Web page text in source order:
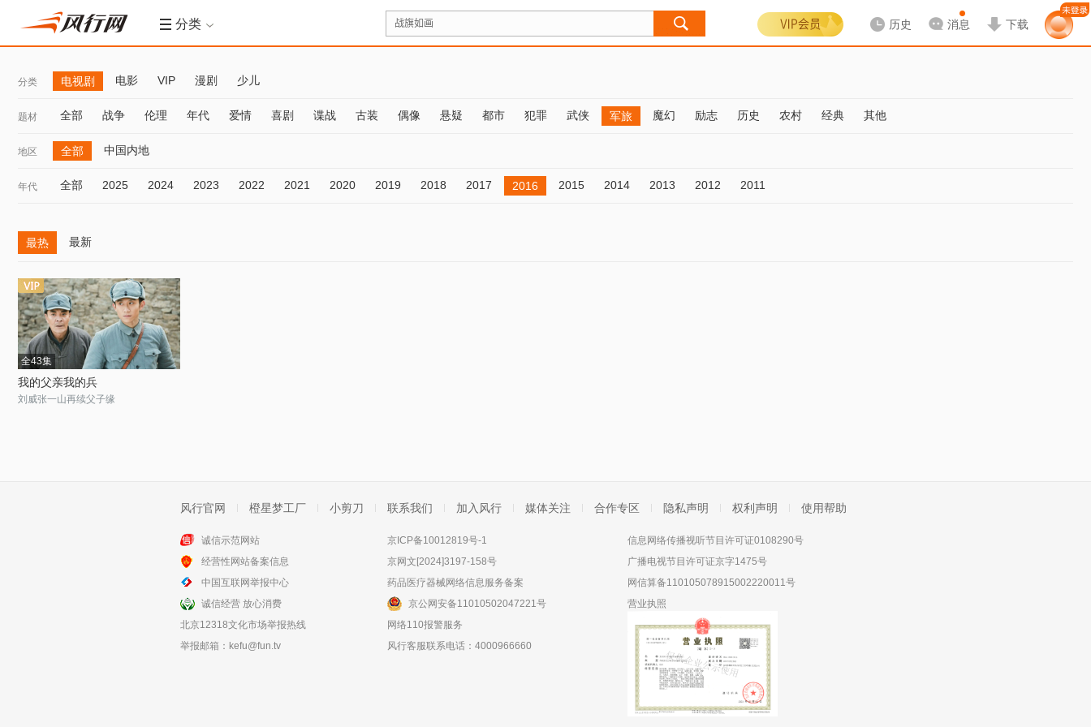
分类 历史 消息 下载
分类 电视剧 电影 VIP 漫剧 少儿
题材 全部 战争 伦理 年代 爱情 喜剧 谍战 古装 偶像 悬疑 都市 犯罪 武侠 军旅 魔幻 励志 历史 农村 经典 其他
地区 全部 中国内地
年代 全部 2025 2024 2023 2022 2021 2020 2019 2018 2017 2016 2015 2014 2013 2012 2011
最热 最新
全43集
我的父亲我的兵
刘威张一山再续父子缘
风行官网 橙星梦工厂 小剪刀 联系我们 加入风行 媒体关注 合作专区 隐私声明 权利声明 使用帮助
诚信示范网站
经营性网站备案信息
中国互联网举报中心
诚信经营 放心消费
北京12318文化市场举报热线
举报邮箱： kefu@fun.tv
京ICP备10012819号-1
京网文[2024]3197-158号
药品医疗器械网络信息服务备案
京公网安备11010502047221号
网络110报警服务
风行客服联系电话：4000966660
信息网络传播视听节目许可证0108290号
广播电视节目许可证京字1475号
网信算备110105078915002220011号
营业执照